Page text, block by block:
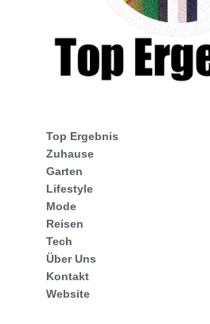
Top Ergebnis
Zuhause
Garten
Lifestyle
Mode
Reisen
Tech
Über Uns
Kontakt
Website